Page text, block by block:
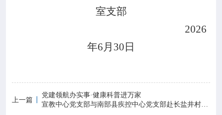
室支部
2026
年6月 30 日
上一篇
党建领航办实事·健康科普进万家
宣教中心党支部与南部县疾控中心党支部赴长盐井村联合开展支部共建活动